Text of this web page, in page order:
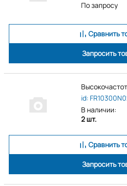
По запросу
Сравнить
Запросить
id:
В наличии:
2 шт.
Сравнить
Запросить